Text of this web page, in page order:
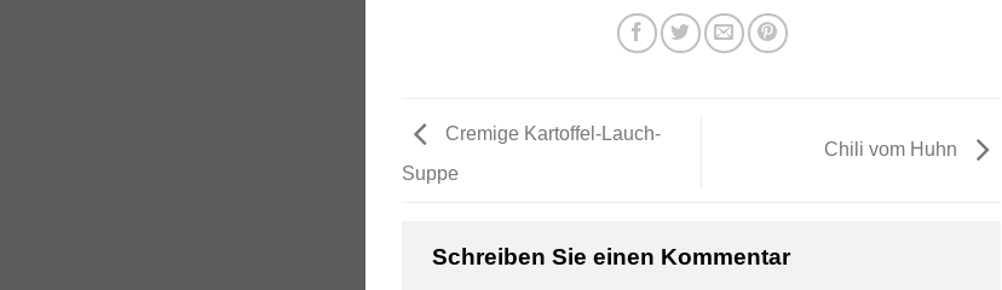
Cremige Kartoffel-Lauch-
Suppe
Chili vom Huhn
Schreiben Sie einen Kommentar